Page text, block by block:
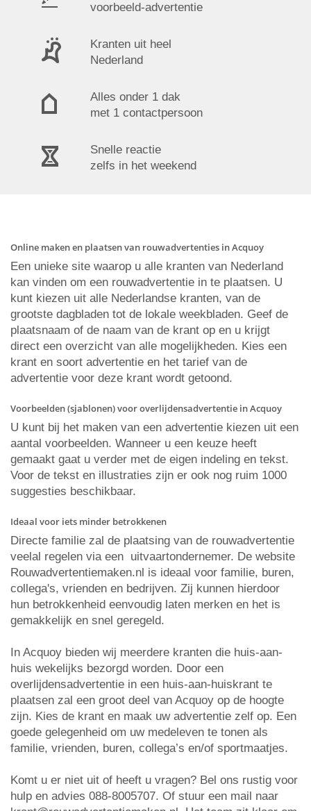
voorbeeld-advertentie
Kranten uit heel
Nederland
Alles onder 1 dak
met 1 contactpersoon
Snelle reactie
zelfs in het weekend
Online maken en plaatsen van rouwadvertenties in Acquoy
Een unieke site waarop u alle kranten van Nederland
kan vinden om een rouwadvertentie in te plaatsen. U
kunt kiezen uit alle Nederlandse kranten, van de
grootste dagbladen tot de lokale weekbladen. Geef de
plaatsnaam of de naam van de krant op en u krijgt
direct een overzicht van alle mogelijkheden. Kies een
krant en soort advertentie en het tarief van de
advertentie voor deze krant wordt getoond.
Voorbeelden (sjablonen) voor overlijdensadvertentie in Acquoy
U kunt bij het maken van een advertentie kiezen uit een
aantal voorbeelden. Wanneer u een keuze heeft
gemaakt gaat u verder met de eigen indeling en tekst.
Voor de tekst en illustraties zijn er ook nog ruim 1000
suggesties beschikbaar.
Ideaal voor iets minder betrokkenen
Directe familie zal de plaatsing van de rouwadvertentie
veelal regelen via een uitvaartondernemer. De website
Rouwadvertentiemaken.nl is ideaal voor familie, buren,
collega's, vrienden en bedrijven. Zij kunnen hierdoor
hun betrokkenheid eenvoudig laten merken en het is
gemakkelijk en snel geregeld.
In Acquoy bieden wij meerdere kranten die huis-aan-
huis wekelijks bezorgd worden. Door een
overlijdensadvertentie in een huis-aan-huiskrant te
plaatsen zal een groot deel van Acquoy op de hoogte
zijn. Kies de krant en maak uw advertentie zelf op. Een
goede gelegenheid om uw medeleven te tonen als
familie, vrienden, buren, collega’s en/of sportmaatjes.
Komt u er niet uit of heeft u vragen? Bel ons rustig voor
hulp en advies 088-8005707. Of stuur een mail naar